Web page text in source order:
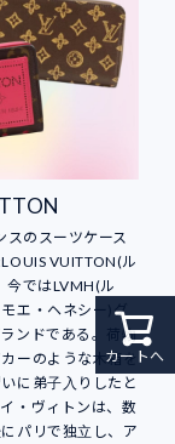
のスーツケース
VUITTON(ル
今ではLVMH(ル
エ・ヘネシー)グ
ンドである。荷物
ーのような木箱を
に弟子入りしたと
・ヴィトンは、数
パリで独立し、ア
カートへ